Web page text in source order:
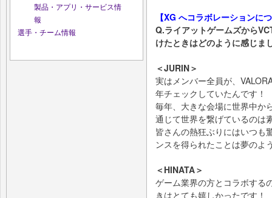
製品・アプリ・サービス情
報
選手・チーム情報
【XG へコラボレーションに
Q.ライアットゲームズから
けたときはどのように感じま
＜JURIN＞
実はメンバー全員が、
年チェックしていたんです！
毎年、大きな会場に世界中か
通じて世界を繋げているのは
皆さんの熱狂ぶりにはいつも
ンスを得られたことは夢のよ
＜HINATA＞
ゲーム業界の方とコラボする
きはとても嬉しかったです！